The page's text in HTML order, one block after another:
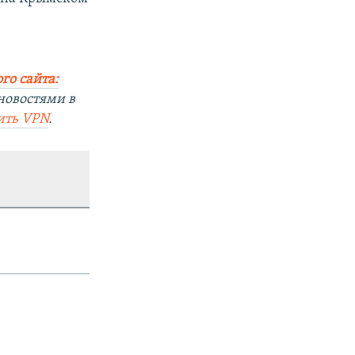
сайта:
в
VPN.